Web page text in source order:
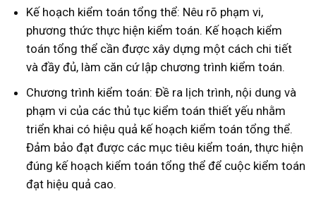
Kế hoạch kiểm toán tổng thể: Nêu rõ phạm vi,
phương thức thực hiện kiểm toán. Kế hoạch kiểm
toán tổng thể cần được xây dựng một cách chi tiết
và đầy đủ, làm căn cứ lập chương trình kiểm toán.
Chương trình kiểm toán: Đề ra lịch trình, nội dung và
phạm vi của các thủ tục kiểm toán thiết yếu nhằm
triển khai có hiệu quả kế hoạch kiểm toán tổng thể.
Đảm bảo đạt được các mục tiêu kiểm toán, thực hiện
đúng kế hoạch kiểm toán tổng thể để cuộc kiểm toán
đạt hiệu quả cao.